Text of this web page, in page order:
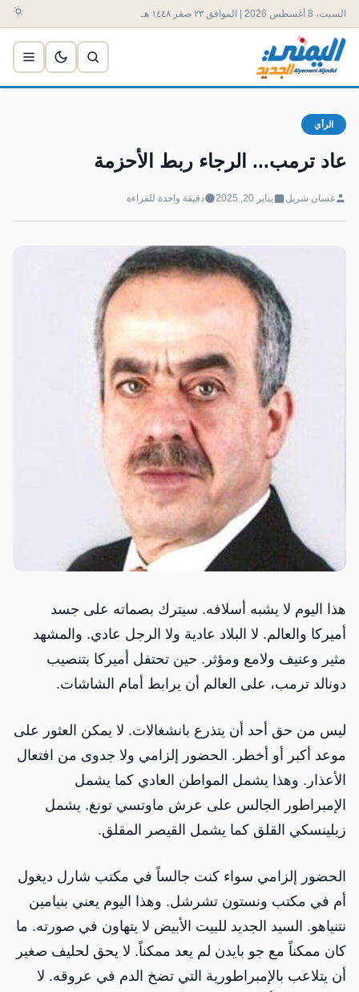
السبت، 8 أغسطس 2026 | الموافق ٢٣ صفر ١٤٤٨ هـ
الرأي
عاد ترمب... الرجاء ربط الأحزمة
غسان شربل يناير 20, 2025 دقيقة واحدة للقراءة
هذا اليوم لا يشبه أسلافه. سيترك بصماته على جسد
أميركا والعالم. لا البلاد عادية ولا الرجل عادي. والمشهد
مثير وعنيف ولامع ومؤثر. حين تحتفل أميركا بتنصيب
دونالد ترمب، على العالم أن يرابط أمام الشاشات.
ليس من حق أحد أن يتذرع بانشغالات. لا يمكن العثور على
موعد أكبر أو أخطر. الحضور إلزامي ولا جدوى من افتعال
الأعذار. وهذا يشمل المواطن العادي كما يشمل
الإمبراطور الجالس على عرش ماوتسي تونغ. يشمل
زيلينسكي القلق كما يشمل القيصر المقلق.
الحضور إلزامي سواء كنت جالساً في مكتب شارل ديغول
أم في مكتب ونستون تشرشل. وهذا اليوم يعني بنيامين
نتنياهو. السيد الجديد للبيت الأبيض لا يتهاون في صورته. ما
كان ممكناً مع جو بايدن لم يعد ممكناً. لا يحق لحليف صغير
أن يتلاعب بالإمبراطورية التي تضخ الدم في عروقه. لا